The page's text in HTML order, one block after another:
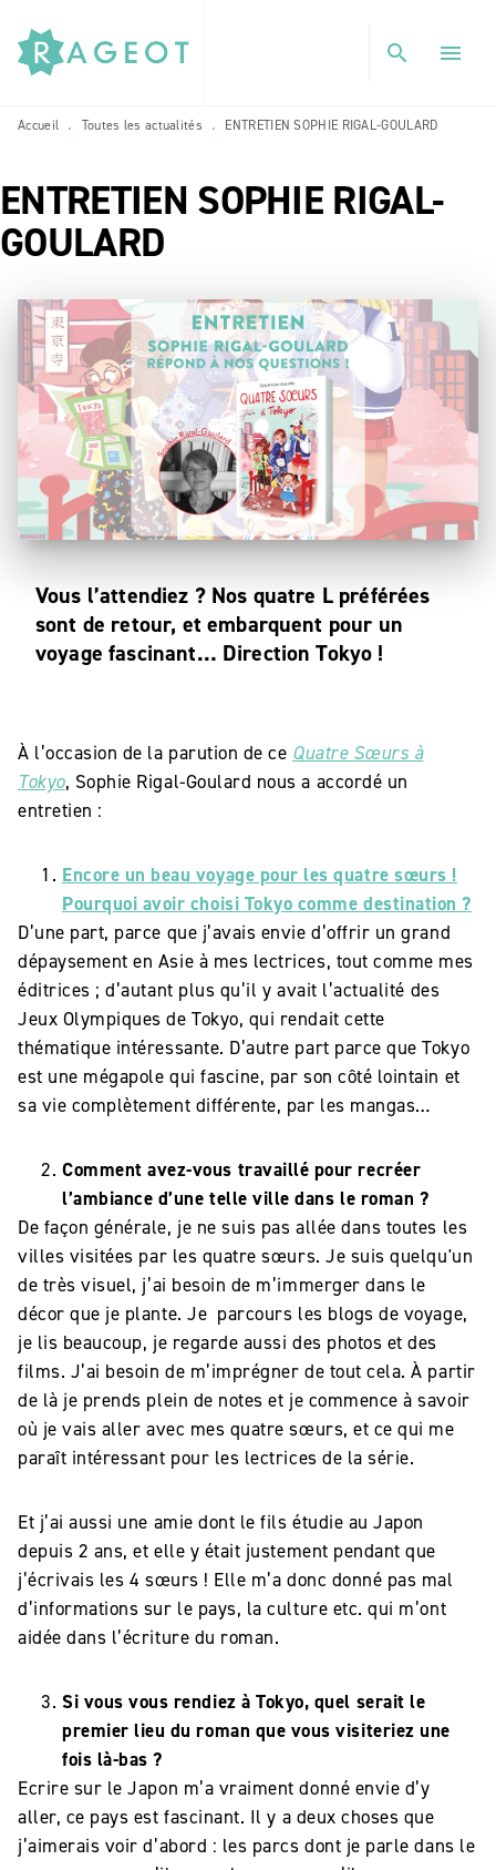
MENU RECHERCHE
PIED DE PAGE
search menu
Accueil • Toutes les actualités • ENTRETIEN SOPHIE RIGAL-GOULARD
ENTRETIEN SOPHIE RIGAL-
GOULARD
Vous l’attendiez ? Nos quatre L préférées
sont de retour, et embarquent pour un
voyage fascinant… Direction Tokyo !
À l’occasion de la parution de ce Quatre Sœurs à
Tokyo, Sophie Rigal-Goulard nous a accordé un
entretien :
Encore un beau voyage pour les quatre sœurs !
Pourquoi avoir choisi Tokyo comme destination ?
D’une part, parce que j’avais envie d’offrir un grand
dépaysement en Asie à mes lectrices, tout comme mes
éditrices ; d’autant plus qu’il y avait l’actualité des
Jeux Olympiques de Tokyo, qui rendait cette
thématique intéressante. D’autre part parce que Tokyo
est une mégapole qui fascine, par son côté lointain et
sa vie complètement différente, par les mangas…
Comment avez-vous travaillé pour recréer
l’ambiance d’une telle ville dans le roman ?
De façon générale, je ne suis pas allée dans toutes les
villes visitées par les quatre sœurs. Je suis quelqu'un
de très visuel, j’ai besoin de m’immerger dans le
décor que je plante. Je parcours les blogs de voyage,
je lis beaucoup, je regarde aussi des photos et des
films. J’ai besoin de m’imprégner de tout cela. À partir
de là je prends plein de notes et je commence à savoir
où je vais aller avec mes quatre sœurs, et ce qui me
paraît intéressant pour les lectrices de la série.
Et j’ai aussi une amie dont le fils étudie au Japon
depuis 2 ans, et elle y était justement pendant que
j’écrivais les 4 sœurs ! Elle m’a donc donné pas mal
d’informations sur le pays, la culture etc. qui m’ont
aidée dans l’écriture du roman.
Si vous vous rendiez à Tokyo, quel serait le
premier lieu du roman que vous visiteriez une
fois là-bas ?
Ecrire sur le Japon m’a vraiment donné envie d’y
aller, ce pays est fascinant. Il y a deux choses que
j’aimerais voir d’abord : les parcs dont je parle dans le